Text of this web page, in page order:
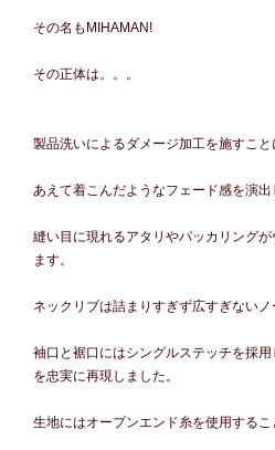
その名もMIHAMAN!
その正体は。。。
製品洗いによるダメージ加工を施すこと
あえて着こんだようなフェード感を演出
縫い目に現れるアタリやパッカリング
ます。
ネックリブは詰まりすぎず広すぎないノ
袖口と裾口にはシングルステッチを採
を忠実に再現しました。
生地にはオープンエンド糸を使用するこ